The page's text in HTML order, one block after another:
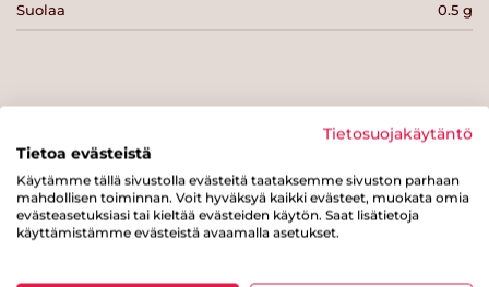
Suolaa 0.5 g
Tietosuojakäytäntö
Tietoa evästeistä
Käytämme tällä sivustolla evästeitä taataksemme sivuston parhaan
mahdollisen toiminnan. Voit hyväksyä kaikki evästeet, muokata omia
evästeasetuksiasi tai kieltää evästeiden käytön. Saat lisätietoja
käyttämistämme evästeistä avaamalla asetukset.